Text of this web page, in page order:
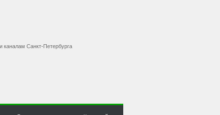
каналам Санкт-Петербурга